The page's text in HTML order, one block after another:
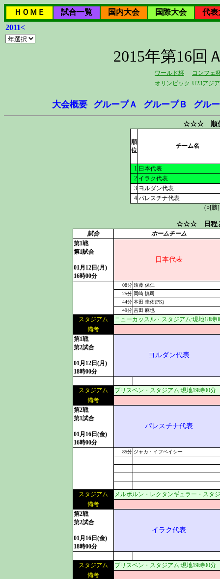
ＨＯＭＥ 試合一覧 国内大会 国際大会
代表
2011<
2015年第16回
ワールド杯
コンフェ
オリンピック U23アジ
大会概要 グループＡ グループＢ グル
☆☆☆ 順
順
位
チーム名
1 日本代表
2 イラク代表
3 ヨルダン代表
4 パレスチナ代表
(○[勝
☆☆☆ 日程
試合
ホームチーム
第1戦
第1試合
01月12日(月)
16時00分
日本代表
08分 遠藤 保仁
25分 岡崎 慎司
44分 本田 圭佑(PK)
49分 吉田 麻也
スタジアム
ニューカッスル・スタジアム:現地18時
備考
第1戦
第2試合
01月12日(月)
18時00分
ヨルダン代表
スタジアム
ブリスベン・スタジアム:現地19時00分
備考
第2戦
第1試合
01月16日(金)
16時00分
パレスチナ代表
85分 ジャカ・イフベイシー
スタジアム
メルボルン・レクタンギュラー・スタ
備考
第2戦
第2試合
01月16日(金)
18時00分
イラク代表
スタジアム
ブリスベン・スタジアム:現地19時00分
備考